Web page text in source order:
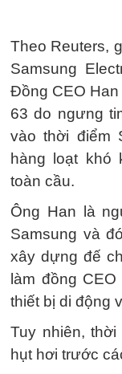
Theo Reuters,
Samsung
Đồng CEO
63 do ngưng
vào thời điểm
hàng loạt khó
toàn cầu.
Ông Han là
Samsung và
xây dựng đế
làm đồng
thiết bị di động
Tuy nhiên,
hụt hơi trước